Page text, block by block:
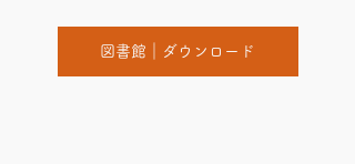
図書館｜ダウンロード